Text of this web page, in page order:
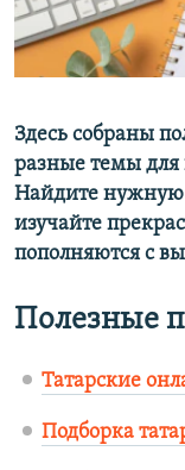
ДИНИ ТОРМЫШ
ПӘРӘВЕЗ
КИНОХАНӘ
ӘЙДӘ ONLINE
IDEL.РЕАЛИИ
БЕЗГӘ КУШЫЛЫГЫЗ!
БАШКА
Здесь собраны
разные темы
Найдите нужную
изучайте
пополняются с
Полезные
Татарские
Подборка